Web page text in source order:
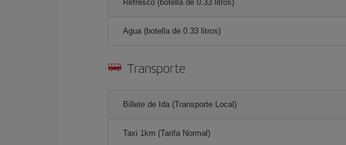
Refresco (botella de 0.33 litros)
Agua (botella de 0.33 litros)
Transporte
Billete de Ida (Transporte Local)
Taxi 1km (Tarifa Normal)